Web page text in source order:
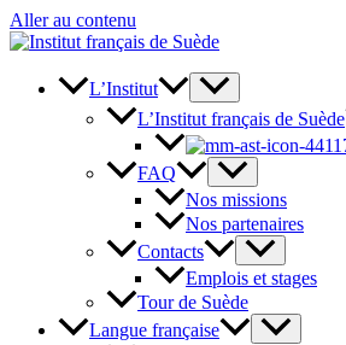
Aller au contenu
L’Institut
L’Institut français de Suède
FAQ
Nos missions
Nos partenaires
Contacts
Emplois et stages
Tour de Suède
Langue française